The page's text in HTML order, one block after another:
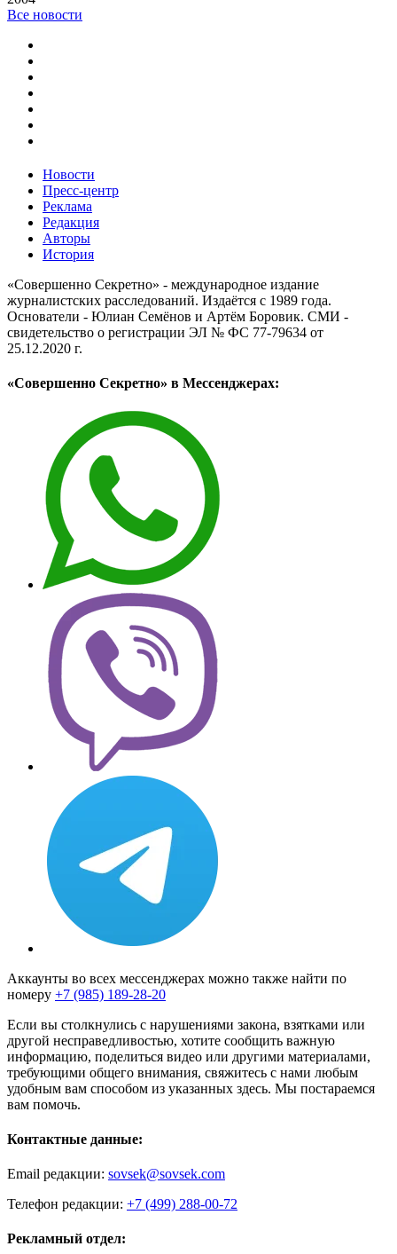
Все новости
Новости
Пресс-центр
Реклама
Редакция
Авторы
История
«Совершенно Секретно» - международное издание
журналистских расследований. Издаётся с 1989 года.
Основатели - Юлиан Семёнов и Артём Боровик. CМИ -
свидетельство о регистрации ЭЛ № ФС 77-79634 от
25.12.2020 г.
«Совершенно Секретно» в Мессенджерах:
Аккаунты во всех мессенджерах можно также найти по
номеру +7 (985) 189-28-20
Если вы столкнулись с нарушениями закона, взятками или
другой несправедливостью, хотите сообщить важную
информацию, поделиться видео или другими материалами,
требующими общего внимания, свяжитесь с нами любым
удобным вам способом из указанных здесь. Мы постараемся
вам помочь.
Контактные данные:
Email редакции: sovsek@sovsek.com
Телефон редакции: +7 (499) 288-00-72
Рекламный отдел: